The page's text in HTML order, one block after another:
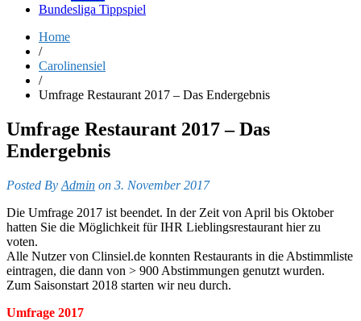
Bundesliga Tippspiel
Home
/
Carolinensiel
/
Umfrage Restaurant 2017 – Das Endergebnis
Umfrage Restaurant 2017 – Das
Endergebnis
Posted By Admin on 3. November 2017
Die Umfrage 2017 ist beendet. In der Zeit von April bis Oktober
hatten Sie die Möglichkeit für IHR Lieblingsrestaurant hier zu
voten.
Alle Nutzer von Clinsiel.de konnten Restaurants in die Abstimmliste
eintragen, die dann von > 900 Abstimmungen genutzt wurden.
Zum Saisonstart 2018 starten wir neu durch.
Umfrage 2017